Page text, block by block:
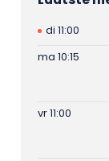
di 11:00
ma 10:15
vr 11:00